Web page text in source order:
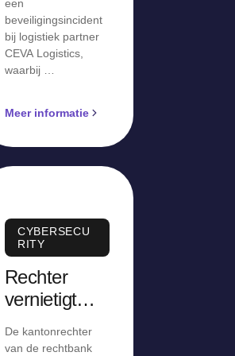
een
beveiligingsincident
bij logistiek partner
CEVA Logistics,
waarbij …
Meer informatie
CYBERSECU
RITY
Rechter
vernietigt
staande
De kantonrechter
van de rechtbank